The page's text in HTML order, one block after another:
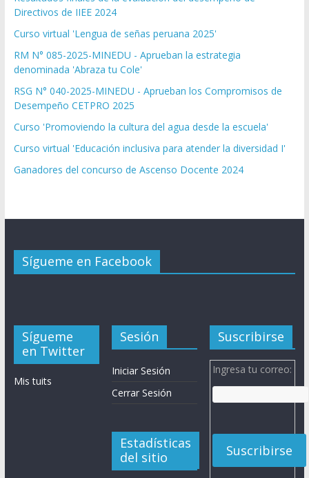
Directivos de IIEE 2024
Curso virtual 'Lengua de señas peruana 2025'
RM N° 085-2025-MINEDU - Aprueban la estrategia
denominada 'Abraza tu Cole'
RSG N° 040-2025-MINEDU - Aprueban los Compromisos de
Desempeño CETPRO 2025
Curso 'Promoviendo la cultura del agua desde la escuela'
Curso virtual 'Educación inclusiva para atender la diversidad I'
Ganadores del concurso de Ascenso Docente 2024
Sígueme en Facebook
Sígueme
en Twitter
Mis tuits
Sesión
Iniciar Sesión
Cerrar Sesión
Estadísticas
del sitio
Suscribirse
Ingresa tu correo: